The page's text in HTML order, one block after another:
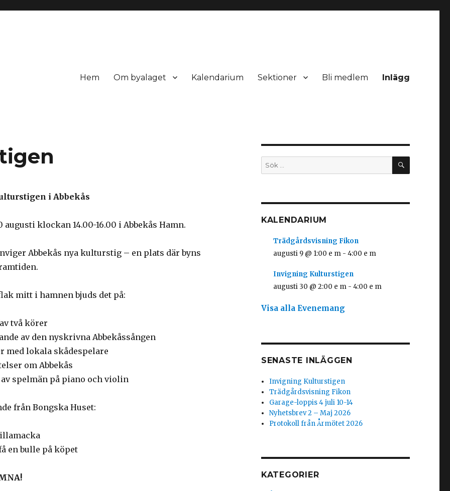
Hem Om byalaget Kalendarium Sektioner Bli medlem Inlägg
i Abbekås
augusti klockan 14.00-16.00 i Abbekås Hamn.
Abbekås nya kulturstig – en plats där byns
mitt i hamnen bjuds det på:
två körer
av den nyskrivna Abbekåssången
med lokala skådespelare
om Abbekås
spelmän på piano och violin
från Bongska Huset:
en bulle på köpet
Sök
efter:
SÖK
KALENDARIUM
Trädgårdsvisning Fikon
augusti 9 @ 1:00 e m- 4:00 e m
Invigning Kulturstigen
augusti 30 @ 2:00 e m- 4:00 e m
Visa alla Evenemang
SENASTE INLÄGGEN
Invigning Kulturstigen
Trädgårdsvisning Fikon
Garage-loppis 4 juli 10-14
Nyhetsbrev 2 – Maj 2026
Protokoll från Årmötet 2026
KATEGORIER